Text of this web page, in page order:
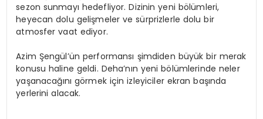
sezon sunmayı hedefliyor. Dizinin yeni bölümleri,
heyecan dolu gelişmeler ve sürprizlerle dolu bir
atmosfer vaat ediyor.
Azim Şengül’ün performansı şimdiden büyük bir merak
konusu haline geldi. Deha’nın yeni bölümlerinde neler
yaşanacağını görmek için izleyiciler ekran başında
yerlerini alacak.